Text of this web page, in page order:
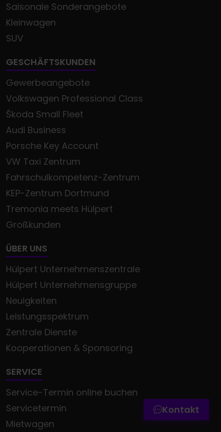
Saisonale Sonderangebote
Kleinwagen
SUV
GESCHÄFTSKUNDEN
Gewerbeangebote
Volkswagen Professional Class
Škoda Small Fleet
Audi Business
Porsche Key Account
VW Taxi Zentrum
Fahrschulkompetenz-Zentrum
KEP-Zentrum Dortmund
Tremonia meets Hülpert
Großkunden
ÜBER UNS
Hülpert Unternehmenszentrale
Hülpert Unternehmensgruppe
Neuigkeiten
Leistungsspektrum
Zentrale Dienste
Kooperationen & Sponsoring
SERVICE
Service-Termin online buchen
Servicetermin
Mietwagen
Kontakt
Termin online buchen
Zum Kontaktformular
Werkstatttermin-Hotline